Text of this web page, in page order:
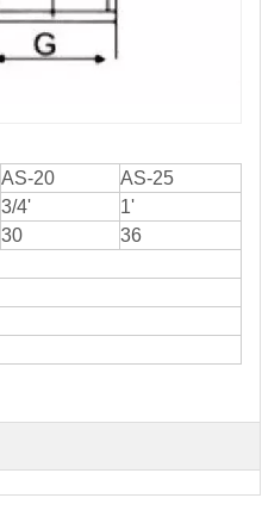
AS-20
AS-25
3/4'
1'
30
36